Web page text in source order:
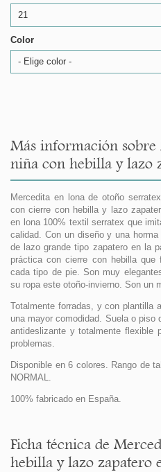
21
Color
- Elige color -
Más información sobre
niña con hebilla y lazo
Mercedita en lona de otoño
con cierre con hebilla y lazo
en lona 100% textil serratex que
calidad. Con un diseño y una
de lazo grande tipo zapatero en la
práctica con cierre con hebilla que
cada tipo de pie. Son muy
su ropa este otoño-invierno. Son un
Totalmente forradas, y con plantilla
una mayor comodidad. Suela o piso
antideslizante y totalmente flexible
problemas.
Disponible en 6 colores. Rango de
NORMAL.
100% fabricado en España.
Ficha técnica de
hebilla y lazo zapatero